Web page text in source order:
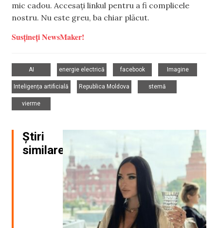
mic cadou. Accesați linkul pentru a fi complicele
nostru. Nu este greu, ba chiar plăcut.
Susțineți NewsMaker!
AI
energie electrică
facebook
Imagine
Inteligența artificială
Republica Moldova
stemă
vierme
Știri
similare